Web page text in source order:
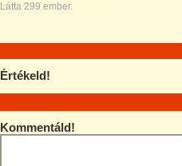
Látta 299 ember.
Értékeld!
Kommentáld!